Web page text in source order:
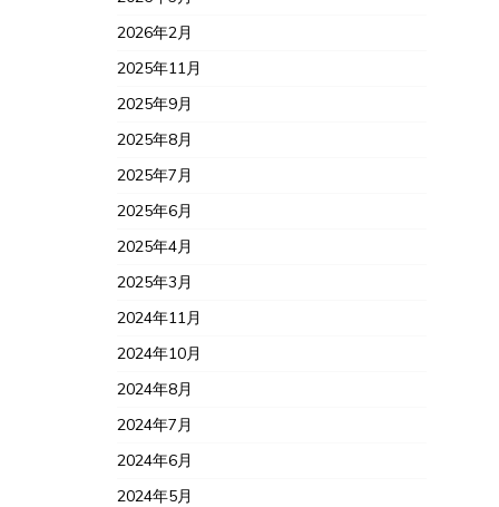
2026年2月
2025年11月
2025年9月
2025年8月
2025年7月
2025年6月
2025年4月
2025年3月
2024年11月
2024年10月
2024年8月
2024年7月
2024年6月
2024年5月